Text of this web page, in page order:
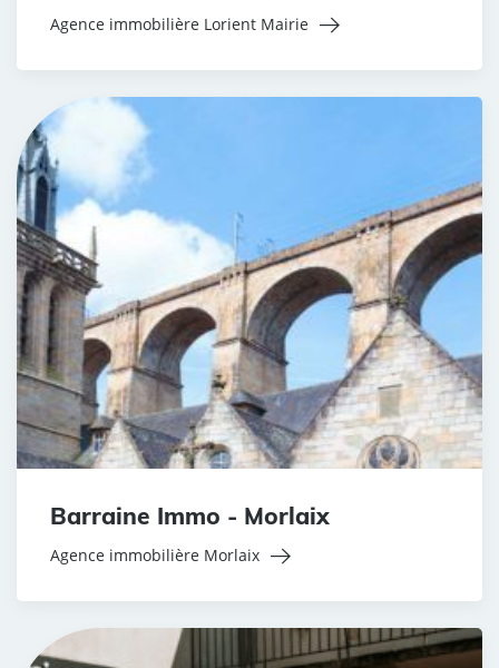
Agence immobilière Lorient Mairie
Barraine Immo - Morlaix
Agence immobilière Morlaix